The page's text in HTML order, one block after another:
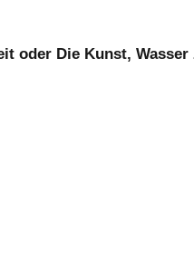
oder Die Kunst,